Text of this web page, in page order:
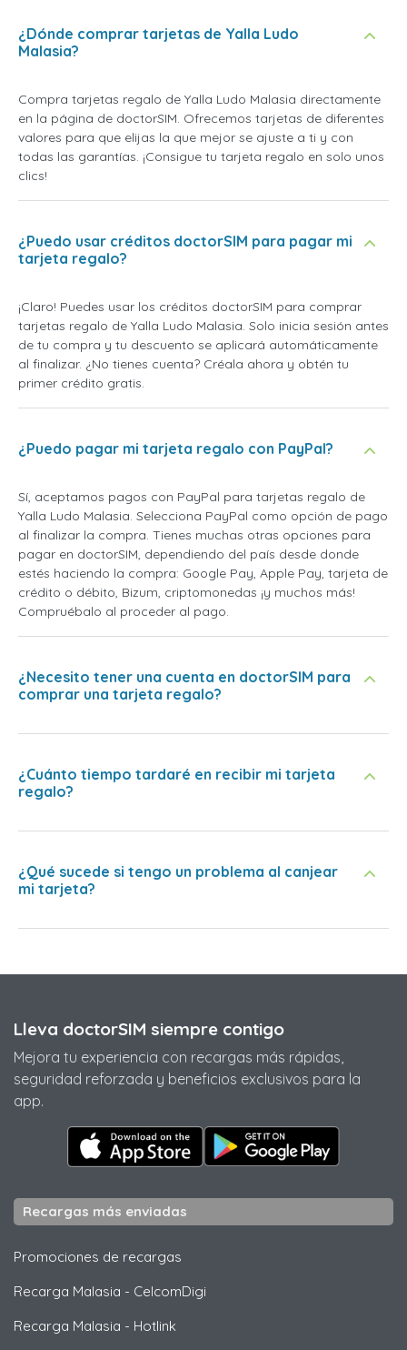
¿Dónde comprar tarjetas de Yalla Ludo
Malasia?
Compra tarjetas regalo de Yalla Ludo Malasia directamente
en la página de doctorSIM. Ofrecemos tarjetas de diferentes
valores para que elijas la que mejor se ajuste a ti y con
todas las garantías. ¡Consigue tu tarjeta regalo en solo unos
clics!
¿Puedo usar créditos doctorSIM para pagar mi
tarjeta regalo?
¡Claro! Puedes usar los créditos doctorSIM para comprar
tarjetas regalo de Yalla Ludo Malasia. Solo inicia sesión antes
de tu compra y tu descuento se aplicará automáticamente
al finalizar. ¿No tienes cuenta? Créala ahora y obtén tu
primer crédito gratis.
¿Puedo pagar mi tarjeta regalo con PayPal?
Sí, aceptamos pagos con PayPal para tarjetas regalo de
Yalla Ludo Malasia. Selecciona PayPal como opción de pago
al finalizar la compra. Tienes muchas otras opciones para
pagar en doctorSIM, dependiendo del país desde donde
estés haciendo la compra: Google Pay, Apple Pay, tarjeta de
crédito o débito, Bizum, criptomonedas ¡y muchos más!
Compruébalo al proceder al pago.
¿Necesito tener una cuenta en doctorSIM para
comprar una tarjeta regalo?
¿Cuánto tiempo tardaré en recibir mi tarjeta
regalo?
¿Qué sucede si tengo un problema al canjear
mi tarjeta?
Lleva doctorSIM siempre contigo
Mejora tu experiencia con recargas más rápidas,
seguridad reforzada y beneficios exclusivos para la
app.
Recargas más enviadas
Promociones de recargas
Recarga Malasia - CelcomDigi
Recarga Malasia - Hotlink